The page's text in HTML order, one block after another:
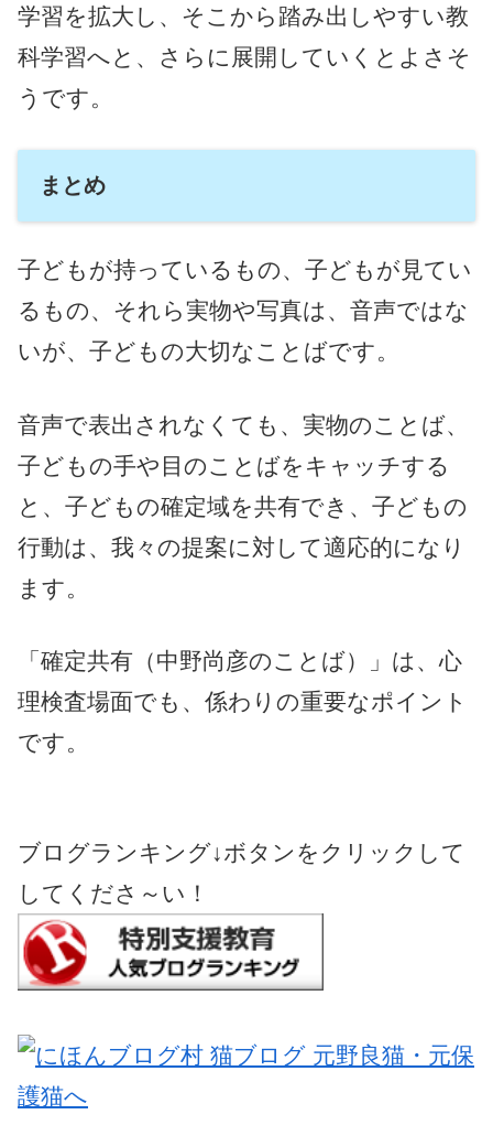
学習を拡大し、そこから踏み出しやすい教
科学習へと、さらに展開していくとよさそ
うです。
まとめ
子どもが持っているもの、子どもが見てい
るもの、それら実物や写真は、音声ではな
いが、子どもの大切なことばです。
音声で表出されなくても、実物のことば、
子どもの手や目のことばをキャッチする
と、子どもの確定域を共有でき、子どもの
行動は、我々の提案に対して適応的になり
ます。
「確定共有（中野尚彦のことば）」は、心
理検査場面でも、係わりの重要なポイント
です。
ブログランキング↓ボタンをクリックして
してくださ～い！